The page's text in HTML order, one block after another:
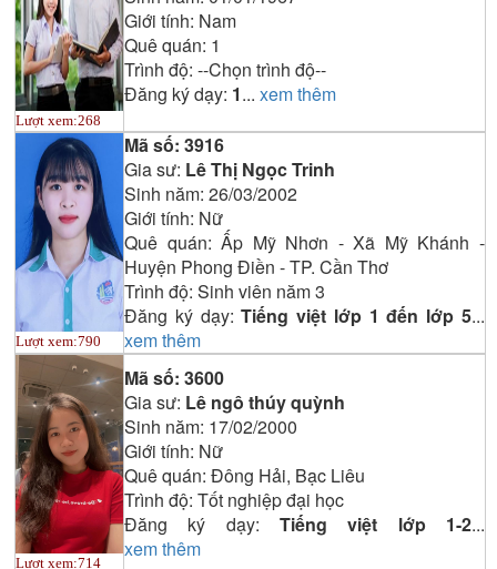
Lượt xem:268
Giới tính: Nam
Quê quán: 1
Trình độ: --Chọn trình độ--
Đăng ký dạy: 1... xem thêm
Lượt xem:790
Mã số: 3916
Gia sư: Lê Thị Ngọc Trinh
Sinh năm: 26/03/2002
Giới tính: Nữ
Quê quán:Ấp Mỹ Nhơn - Xã Mỹ Khánh -
Huyện Phong Điền - TP. Cần Thơ
Trình độ: Sinh viên năm 3
Đăng ký dạy:Tiếng việt lớp 1 đến lớp 5...
xem thêm
Lượt xem:714
Mã số: 3600
Gia sư: Lê ngô thúy quỳnh
Sinh năm: 17/02/2000
Giới tính: Nữ
Quê quán: Đông Hải, Bạc Liêu
Trình độ: Tốt nghiệp đại học
Đăng ký dạy: Tiếng việt lớp 1-2...
xem thêm